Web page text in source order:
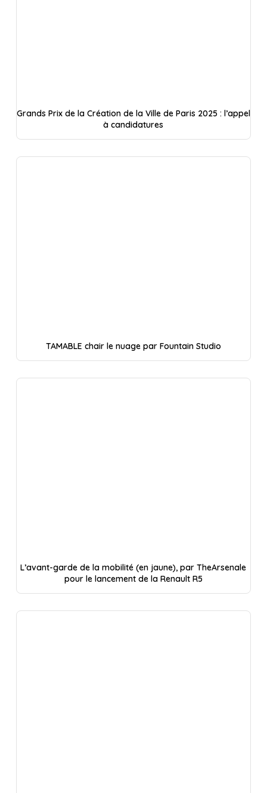
Grands Prix de la Création de la Ville de Paris 2025 : l’appel
à candidatures
TAMABLE chair le nuage par Fountain Studio
L’avant-garde de la mobilité (en jaune), par TheArsenale
pour le lancement de la Renault R5